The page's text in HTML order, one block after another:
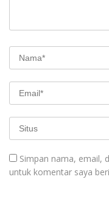
Simpan nama, email,
untuk komentar saya